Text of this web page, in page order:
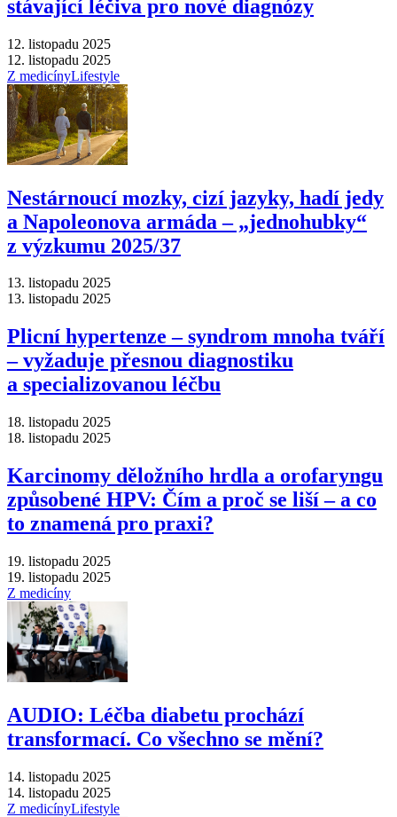
stávající léčiva pro nové diagnózy
12. listopadu 2025
12. listopadu 2025
Z medicínyLifestyle
Nestárnoucí mozky, cizí jazyky, hadí jedy
a Napoleonova armáda –⁠ „jednohubky“
z výzkumu 2025/37
13. listopadu 2025
13. listopadu 2025
Plicní hypertenze –⁠ syndrom mnoha tváří
–⁠ vyžaduje přesnou diagnostiku
a specializovanou léčbu
18. listopadu 2025
18. listopadu 2025
Karcinomy děložního hrdla a orofaryngu
způsobené HPV: Čím a proč se liší –⁠ a co
to znamená pro praxi?
19. listopadu 2025
19. listopadu 2025
Z medicíny
AUDIO: Léčba diabetu prochází
transformací. Co všechno se mění?
14. listopadu 2025
14. listopadu 2025
Z medicínyLifestyle